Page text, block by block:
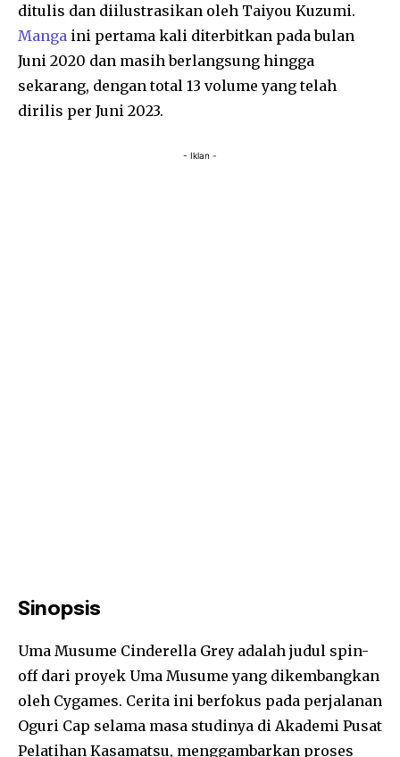
ditulis dan diilustrasikan oleh Taiyou Kuzumi.
Manga ini pertama kali diterbitkan pada bulan
Juni 2020 dan masih berlangsung hingga
sekarang, dengan total 13 volume yang telah
dirilis per Juni 2023.
- Iklan -
Sinopsis
Uma Musume Cinderella Grey adalah judul spin-
off dari proyek Uma Musume yang dikembangkan
oleh Cygames. Cerita ini berfokus pada perjalanan
Oguri Cap selama masa studinya di Akademi Pusat
Pelatihan Kasamatsu, menggambarkan proses